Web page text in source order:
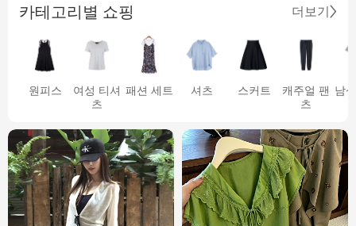
카테고리별 쇼핑 더보기
원피스
여성 티셔
츠
패션 세트 셔츠 스커트
캐주얼 팬
츠
남